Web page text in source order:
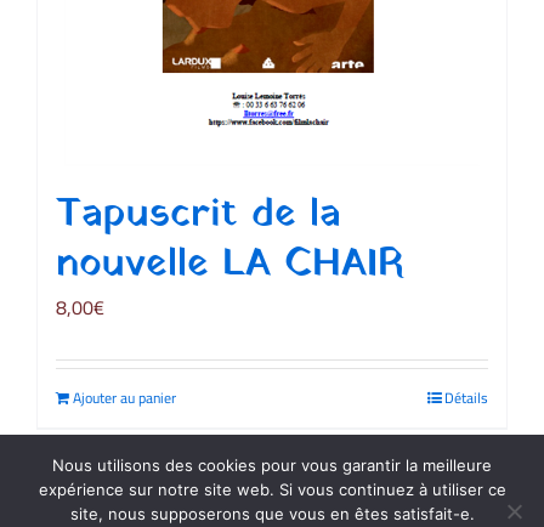
Tapuscrit de la
nouvelle LA CHAIR
8,00€
Ajouter au panier Détails
Nous utilisons des cookies pour vous garantir la meilleure
expérience sur notre site web. Si vous continuez à utiliser ce
site, nous supposerons que vous en êtes satisfait-e.